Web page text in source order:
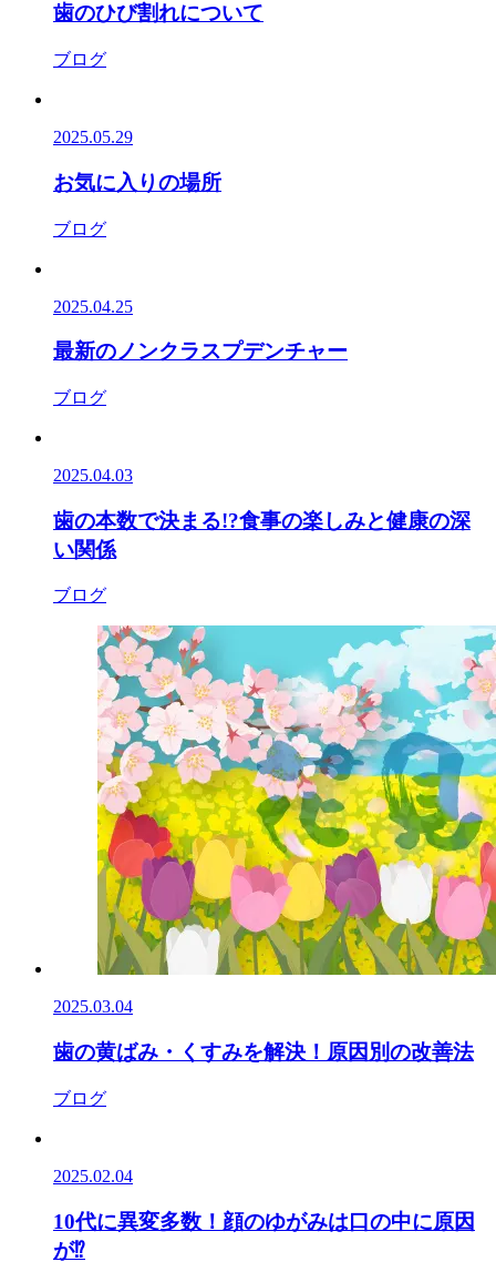
歯のひび割れについて
ブログ
2025.05.29
お気に入りの場所
ブログ
2025.04.25
最新のノンクラスプデンチャー
ブログ
2025.04.03
歯の本数で決まる!?食事の楽しみと健康の深
い関係
ブログ
2025.03.04
歯の黄ばみ・くすみを解決！原因別の改善法
ブログ
2025.02.04
10代に異変多数！顔のゆがみは口の中に原因
が⁉